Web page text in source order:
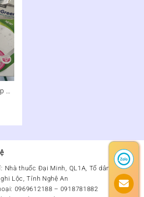
20
Nhà thuốc Đại Minh, QL1A, Tổ dân phố số
Lộc, Tỉnh Nghệ An
0969612188 – 0918781882